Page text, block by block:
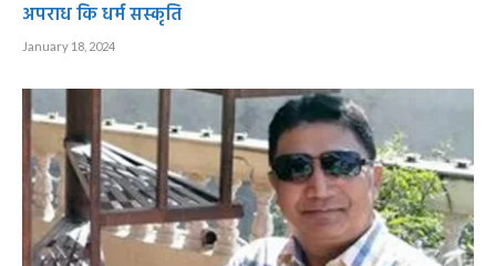
अपराध कि धर्म सस्कृति
January 18, 2024